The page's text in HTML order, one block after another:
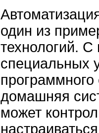
один из
технологий.
специальных
домашняя
может